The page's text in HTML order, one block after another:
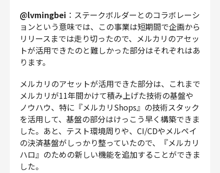
@lvmingbei ：ステークボルダーとのコラボレーシ
ョンという意味では、この事業は短期間で企画から
リリースまでは走り切ったので、メルカリのアセッ
トが活用できたのと難しかった部分はそれぞれはあ
ります。
メルカリのアセットが活用できた部分は、これまで
メルカリが11年間かけて積み上げた技術の基盤や
ノウハウ、特に『メルカリShops』の技術スタック
を活用して、基盤の部分はけっこう早く構築できま
した。あと、テスト環境周りや、CI/CDやメルペイ
の決済基盤がしっかり整っていたので、『メルカリ
ハロ』のための新しい機能を追加することができま
した。